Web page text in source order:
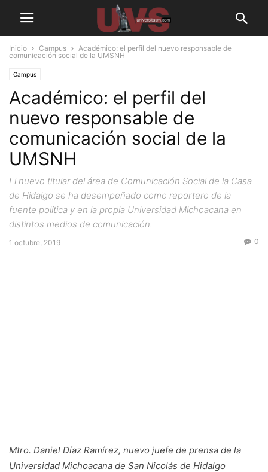
Inicio Campus
Académico: el perfil del nuevo responsable de
comunicación social de la UMSNH
Campus
Académico: el perfil del
nuevo responsable de
comunicación social de la
UMSNH
El nuevo titular del área de Comunicación Social de la Casa
de Hidalgo se ha desempeñado como reportero de la
fuente política y en la propia Universidad Michoacana en
distintos medios de comunicación.
1 octubre, 2019 0
Mtro. Daniel Díaz Ramírez, nuevo juefe de prensa de la
Universidad Michoacana de San Nicolás de Hidalgo